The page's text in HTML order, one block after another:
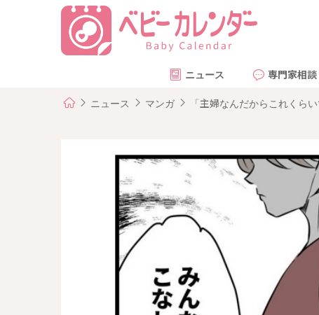
ニュース 専門家相談
ニュース マンガ 「主婦なんだからこれくら